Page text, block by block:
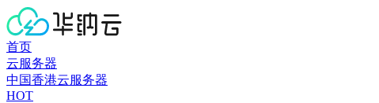
首页
云服务器
中国香港云服务器
HOT